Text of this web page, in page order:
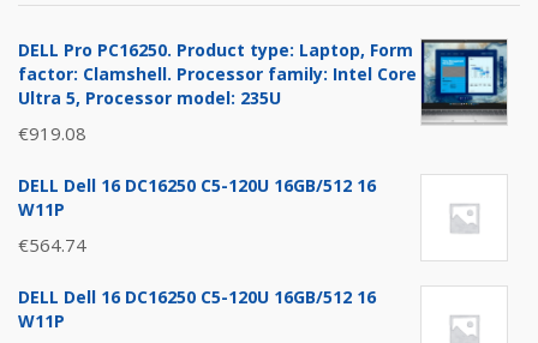
DELL Pro PC16250. Product type: Laptop, Form
factor: Clamshell. Processor family: Intel Core
Ultra 5, Processor model: 235U
€919.08
DELL Dell 16 DC16250 C5-120U 16GB/512 16
W11P
€564.74
DELL Dell 16 DC16250 C5-120U 16GB/512 16
W11P